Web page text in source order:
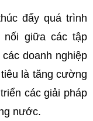
đẩy quá trình
nối giữa các tập
doanh nghiệp
là tăng cường
các giải pháp
nước.